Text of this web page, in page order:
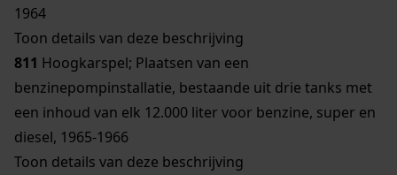
1964
Toon details van deze beschrijving
811 Hoogkarspel; Plaatsen van een
benzinepompinstallatie, bestaande uit drie tanks met
een inhoud van elk 12.000 liter voor benzine, super en
diesel, 1965-1966
Toon details van deze beschrijving